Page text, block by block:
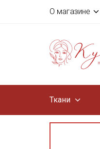
О магазине
Ткани